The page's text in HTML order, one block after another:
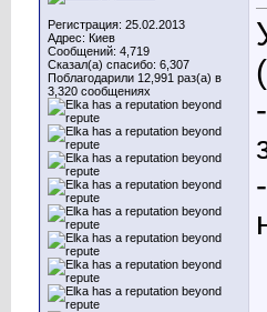
Регистрация: 25.02.2013
Адрес: Киев
Сообщений: 4,719
Сказал(а) спасибо: 6,307
Поблагодарили 12,991 раз(а) в
3,320 сообщениях